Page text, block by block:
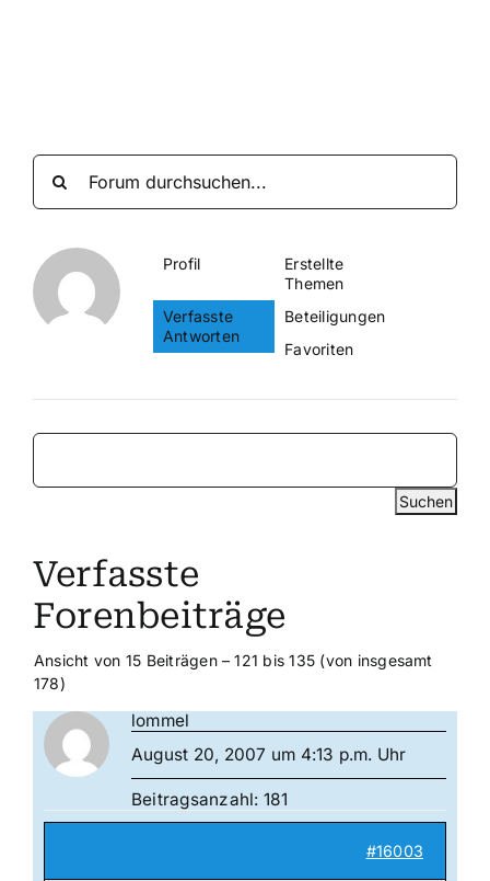
Profil
Erstellte
Themen
Verfasste
Antworten
Beteiligungen
Favoriten
Verfasste
Forenbeiträge
Ansicht von 15 Beiträgen – 121 bis 135 (von insgesamt
178)
lommel
August 20, 2007 um 4:13 p.m. Uhr
Beitragsanzahl: 181
#16003